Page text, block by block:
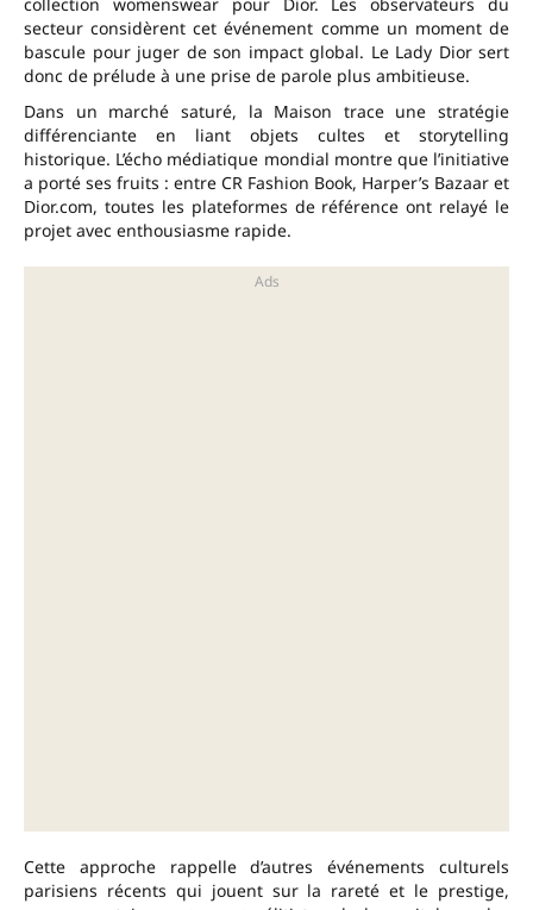
collection womenswear pour Dior. Les observateurs du
secteur considèrent cet événement comme un moment de
bascule pour juger de son impact global. Le Lady Dior sert
donc de prélude à une prise de parole plus ambitieuse.
Dans un marché saturé, la Maison trace une stratégie
différenciante en liant objets cultes et storytelling
historique. L’écho médiatique mondial montre que l’initiative
a porté ses fruits : entre CR Fashion Book, Harper’s Bazaar et
Dior.com, toutes les plateformes de référence ont relayé le
projet avec enthousiasme rapide.
Cette approche rappelle d’autres événements culturels
parisiens récents qui jouent sur la rareté et le prestige,